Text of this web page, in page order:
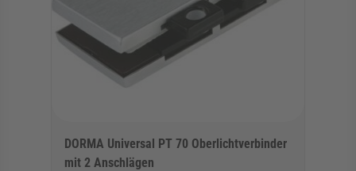
DORMA Universal PT 70 Oberlichtverbinder
mit 2 Anschlägen